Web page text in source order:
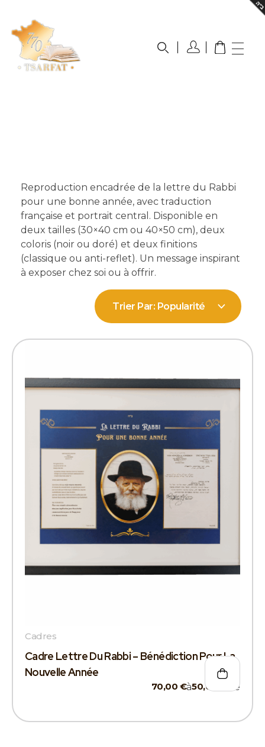
Reproduction encadrée de la lettre du Rabbi
pour une bonne année, avec traduction
française et portrait central. Disponible en
deux tailles (30×40 cm ou 40×50 cm), deux
coloris (noir ou doré) et deux finitions
(classique ou anti-reflet). Un message inspirant
à exposer chez soi ou à offrir.
Trier Par: Popularité
Cadre Lettre Du Rabbi – Bénédiction Pour La
Nouvelle Année
De
50,00
à
70,00 €
Cadres